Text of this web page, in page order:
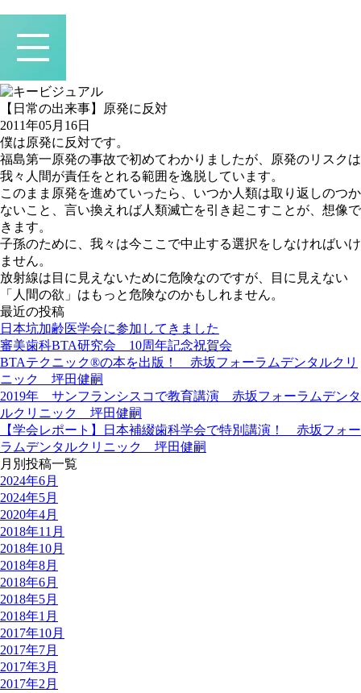
【日常の出来事】原発に反対
2011年05月16日
僕は原発に反対です。
福島第一原発の事故で初めてわかりましたが、原発のリスクは
我々人間が責任をとれる範囲を逸脱しています。
このまま原発を進めていったら、いつか人類は取り返しのつか
ないこと、言い換えれば人類滅亡を引き起こすことが、想像で
きます。
子孫のために、我々は今ここで中止する選択をしなければいけ
ません。
放射線は目に見えないために危険なのですが、目に見えない
「人間の欲」はもっと危険なのかもしれません。
最近の投稿
日本坑加齢医学会に参加してきました
審美歯科BTA研究会 10周年記念祝賀会
BTAテクニック®の本を出版！ 赤坂フォーラムデンタルクリ
ニック 坪田健嗣
2019年 サンフランシスコで教育講演 赤坂フォーラムデンタ
ルクリニック 坪田健嗣
【学会レポート】日本補綴歯科学会で特別講演！ 赤坂フォー
ラムデンタルクリニック 坪田健嗣
月別投稿一覧
2024年6月
2024年5月
2020年4月
2018年11月
2018年10月
2018年8月
2018年6月
2018年5月
2018年1月
2017年10月
2017年7月
2017年3月
2017年2月